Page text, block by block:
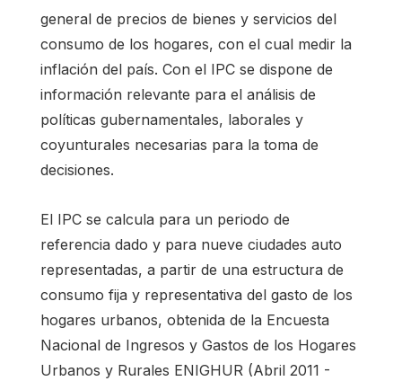
general de precios de bienes y servicios del
consumo de los hogares, con el cual medir la
inflación del país. Con el IPC se dispone de
información relevante para el análisis de
políticas gubernamentales, laborales y
coyunturales necesarias para la toma de
decisiones.
El IPC se calcula para un periodo de
referencia dado y para nueve ciudades auto
representadas, a partir de una estructura de
consumo fija y representativa del gasto de los
hogares urbanos, obtenida de la Encuesta
Nacional de Ingresos y Gastos de los Hogares
Urbanos y Rurales ENIGHUR (Abril 2011 -